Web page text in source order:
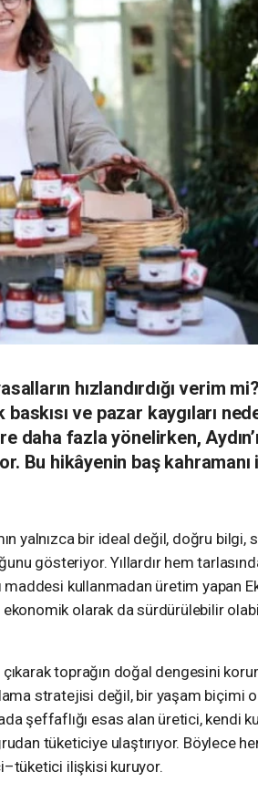
hızlandırdığı verim
ve pazar kaygıları
fazla yönelirken,
Bu hikâyenin baş
yalnızca bir ideal değil, doğru bilgi,
gösteriyor. Yıllardır hem
maddesi kullanmadan üretim yapan
ekonomik olarak da sürdürülebilir
çıkarak toprağın doğal dengesini
stratejisi değil, bir yaşam biçimi
şeffaflığı esas alan üretici, kendi
tüketiciye ulaştırıyor. Böylece
ilişkisi kuruyor.